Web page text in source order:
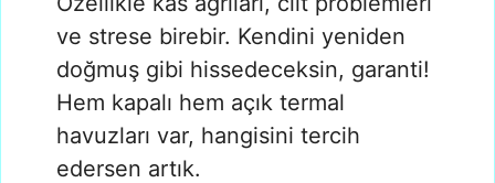
ve strese birebir. Kendini yeniden
doğmuş gibi hissedeceksin, garanti!
Hem kapalı hem açık termal
havuzları var, hangisini tercih
edersen artık.